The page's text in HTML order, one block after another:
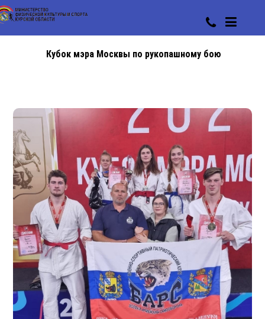
Кубок мэра Москвы по рукопашному бою